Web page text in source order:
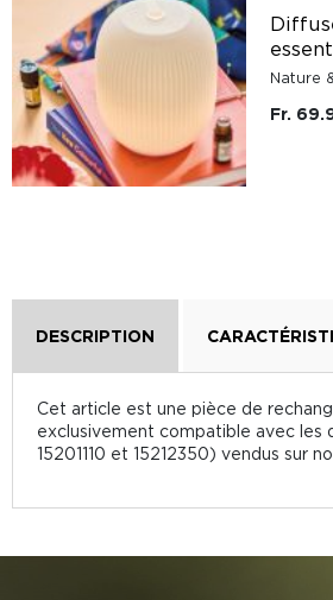
Nature
Fr.
DESCRIPTION
Cet article est une pièce de
exclusivement compatible avec les
15201110 et 15212350) vendus sur